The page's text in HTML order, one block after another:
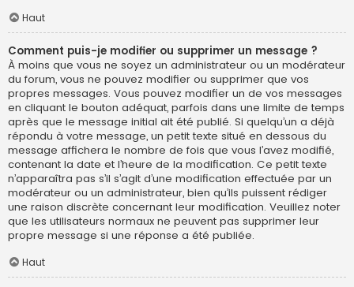
Haut
Comment puis-je modifier ou supprimer un message ?
À moins que vous ne soyez un administrateur ou un modérateur
du forum, vous ne pouvez modifier ou supprimer que vos
propres messages. Vous pouvez modifier un de vos messages
en cliquant le bouton adéquat, parfois dans une limite de temps
après que le message initial ait été publié. Si quelqu’un a déjà
répondu à votre message, un petit texte situé en dessous du
message affichera le nombre de fois que vous l’avez modifié,
contenant la date et l’heure de la modification. Ce petit texte
n’apparaîtra pas s’il s’agit d’une modification effectuée par un
modérateur ou un administrateur, bien qu’ils puissent rédiger
une raison discrète concernant leur modification. Veuillez noter
que les utilisateurs normaux ne peuvent pas supprimer leur
propre message si une réponse a été publiée.
Haut